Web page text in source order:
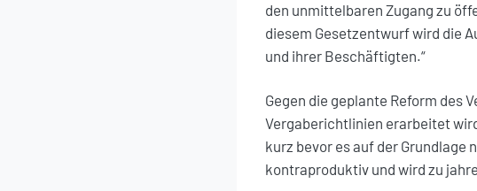
den unmittelbaren Zugang zu
diesem Gesetzentwurf wird die
und ihrer Beschäftigten.“
Gegen die geplante Reform des
Vergaberichtlinien erarbeitet
kurz bevor es auf der Grundlage
kontraproduktiv und wird zu